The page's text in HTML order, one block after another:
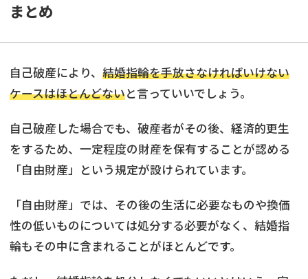
まとめ
自己破産により、 結婚指輪を手放さなければいけない
ケースはほとんどないと言っていいでしょう。
自己破産した場合でも、破産者がその後、経済的更生
をするため、一定程度の財産を保有することが認める
「自由財産」という規定が設けられています。
「自由財産」では、その後の生活に必要なものや換価
性の低いものについては処分する必要がなく、結婚指
輪もその中に含まれることがほとんどです。